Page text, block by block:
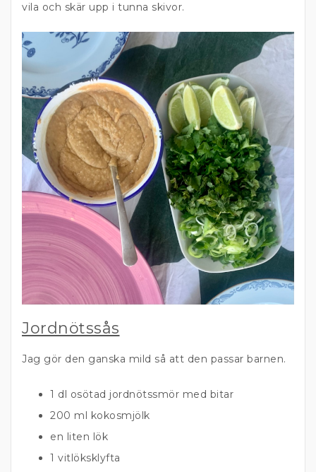
vila och skär upp i tunna skivor.
Jordnötssås
Jag gör den ganska mild så att den passar barnen.
1 dl osötad jordnötssmör med bitar
200 ml kokosmjölk
en liten lök
1 vitlöksklyfta